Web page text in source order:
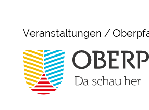
Veranstaltungen /